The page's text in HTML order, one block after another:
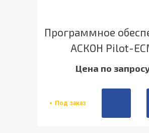
Программное
АСКОН Pilot-
Цена по
Под заказ